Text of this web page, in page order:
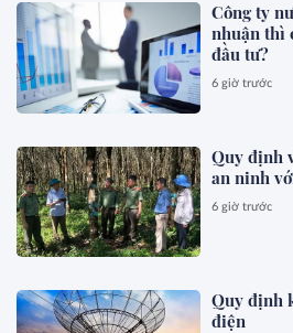
Công ty
nhuận thì
đầu tư?
6 giờ trước
Quy định
an ninh
6 giờ trước
Quy định
điện